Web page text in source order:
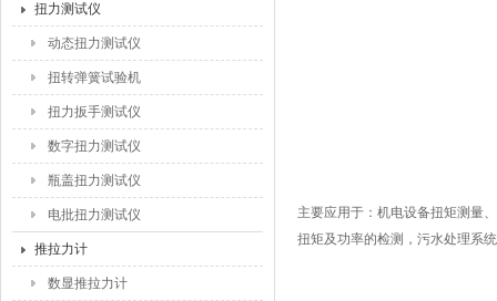
扭力测试仪
动态扭力测试仪
扭转弹簧试验机
扭力扳手测试仪
数字扭力测试仪
瓶盖扭力测试仪
电批扭力测试仪
推拉力计
数显推拉力计
主要应用于： 机电设备扭矩测量
扭矩及功率的检测，污水处理系